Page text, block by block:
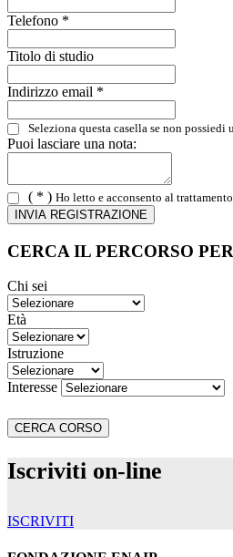
Telefono *
Titolo di studio
Indirizzo email *
Seleziona questa casella se non possiedi
Puoi lasciare una nota:
( * ) Ho letto e acconsento al
CERCA IL PERCORSO
Chi sei
Età
Istruzione
Interesse
Iscriviti on-line
ISCRIVITI